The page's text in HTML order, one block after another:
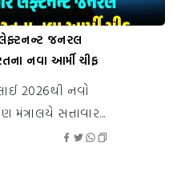
લેફ્ટનન્ટ જનરલ
નવા આર્મી ચીફ
2026થી નવો
સત્તાવાર...